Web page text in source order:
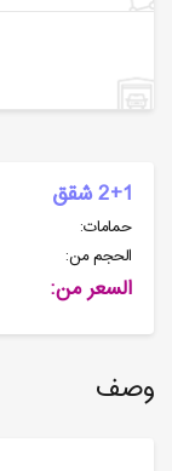
2+1 شقق
حمامات:
الحجم من:
السعر من:
وصف